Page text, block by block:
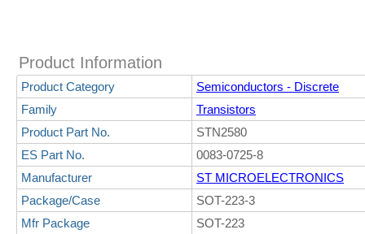
Product Information
Product Category
Semiconductors - Discrete
Family
Transistors
Product Part No.
STN2580
ES Part No.
0083-0725-8
Manufacturer
ST MICROELECTRONICS
Package/Case
SOT-223-3
Mfr Package
SOT-223